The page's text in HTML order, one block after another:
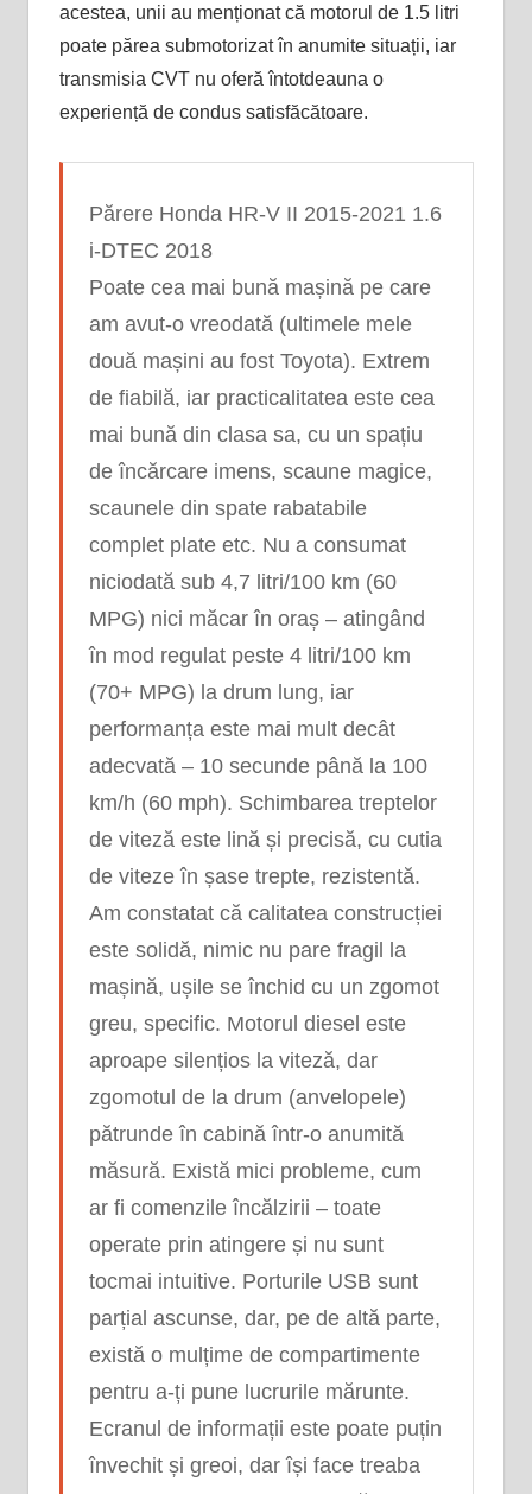
acestea, unii au menționat că motorul de 1.5 litri
poate părea submotorizat în anumite situații, iar
transmisia CVT nu oferă întotdeauna o
experiență de condus satisfăcătoare.
Părere Honda HR-V II 2015-2021 1.6
i-DTEC 2018
Poate cea mai bună mașină pe care
am avut-o vreodată (ultimele mele
două mașini au fost Toyota). Extrem
de fiabilă, iar practicalitatea este cea
mai bună din clasa sa, cu un spațiu
de încărcare imens, scaune magice,
scaunele din spate rabatabile
complet plate etc. Nu a consumat
niciodată sub 4,7 litri/100 km (60
MPG) nici măcar în oraș – atingând
în mod regulat peste 4 litri/100 km
(70+ MPG) la drum lung, iar
performanța este mai mult decât
adecvată – 10 secunde până la 100
km/h (60 mph). Schimbarea treptelor
de viteză este lină și precisă, cu cutia
de viteze în șase trepte, rezistentă.
Am constatat că calitatea construcției
este solidă, nimic nu pare fragil la
mașină, ușile se închid cu un zgomot
greu, specific. Motorul diesel este
aproape silențios la viteză, dar
zgomotul de la drum (anvelopele)
pătrunde în cabină într-o anumită
măsură. Există mici probleme, cum
ar fi comenzile încălzirii – toate
operate prin atingere și nu sunt
tocmai intuitive. Porturile USB sunt
parțial ascunse, dar, pe de altă parte,
există o mulțime de compartimente
pentru a-ți pune lucrurile mărunte.
Ecranul de informații este poate puțin
învechit și greoi, dar își face treaba